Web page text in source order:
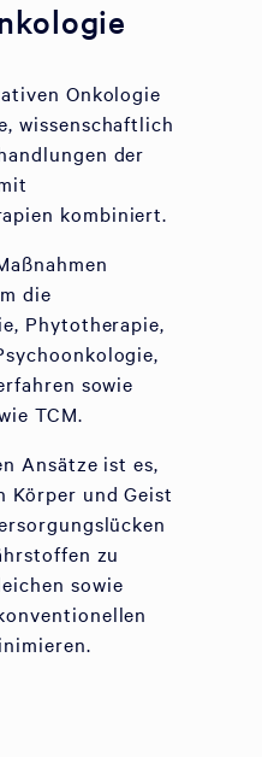
Onkologie
wissenschaftlich
der
kombiniert.
die
Phytotherapie,
sowie
TCM.
Ansätze ist es,
Körper und Geist
zu
sowie